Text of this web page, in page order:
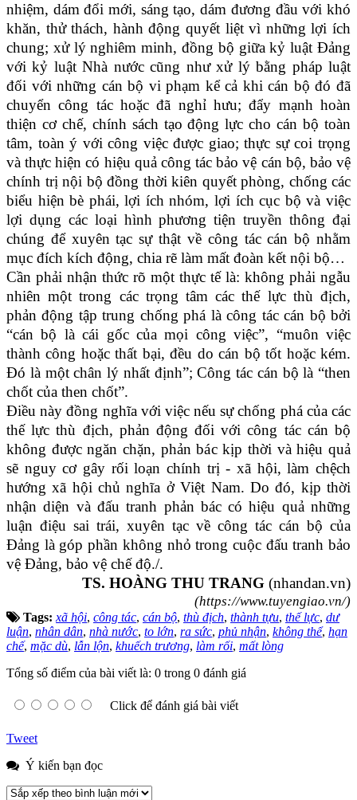
nhiệm, dám đổi mới, sáng tạo, dám đương đầu với khó
khăn, thử thách, hành động quyết liệt vì những lợi ích
chung; xử lý nghiêm minh, đồng bộ giữa kỷ luật Đảng
với kỷ luật Nhà nước cũng như xử lý bằng pháp luật
đối với những cán bộ vi phạm kể cả khi cán bộ đó đã
chuyển công tác hoặc đã nghỉ hưu; đẩy mạnh hoàn
thiện cơ chế, chính sách tạo động lực cho cán bộ toàn
tâm, toàn ý với công việc được giao; thực sự coi trọng
và thực hiện có hiệu quả công tác bảo vệ cán bộ, bảo vệ
chính trị nội bộ đồng thời kiên quyết phòng, chống các
biểu hiện bè phái, lợi ích nhóm, lợi ích cục bộ và việc
lợi dụng các loại hình phương tiện truyền thông đại
chúng để xuyên tạc sự thật về công tác cán bộ nhằm
mục đích kích động, chia rẽ làm mất đoàn kết nội bộ…
Cần phải nhận thức rõ một thực tế là: không phải ngẫu
nhiên một trong các trọng tâm các thế lực thù địch,
phản động tập trung chống phá là công tác cán bộ bởi
“cán bộ là cái gốc của mọi công việc”, “muôn việc
thành công hoặc thất bại, đều do cán bộ tốt hoặc kém.
Đó là một chân lý nhất định”; Công tác cán bộ là “then
chốt của then chốt”.
Điều này đồng nghĩa với việc nếu sự chống phá của các
thế lực thù địch, phản động đối với công tác cán bộ
không được ngăn chặn, phản bác kịp thời và hiệu quả
sẽ nguy cơ gây rối loạn chính trị - xã hội, làm chệch
hướng xã hội chủ nghĩa ở Việt Nam. Do đó, kịp thời
nhận diện và đấu tranh phản bác có hiệu quả những
luận điệu sai trái, xuyên tạc về công tác cán bộ của
Đảng là góp phần không nhỏ trong cuộc đấu tranh bảo
vệ Đảng, bảo vệ chế độ./.
TS. HOÀNG THU TRANG (nhandan.vn)
(https://www.tuyengiao.vn/)
Tags:xã hội, công tác, cán bộ, thù địch, thành tựu, thế lực, dư
luận, nhân dân, nhà nước, to lớn, ra sức, phủ nhận, không thể, hạn
chế, mặc dù, lẫn lộn, khuếch trương, làm rối, mất lòng
Tổng số điểm của bài viết là: 0 trong 0 đánh giá
Click để đánh giá bài viết
Tweet
Ý kiến bạn đọc